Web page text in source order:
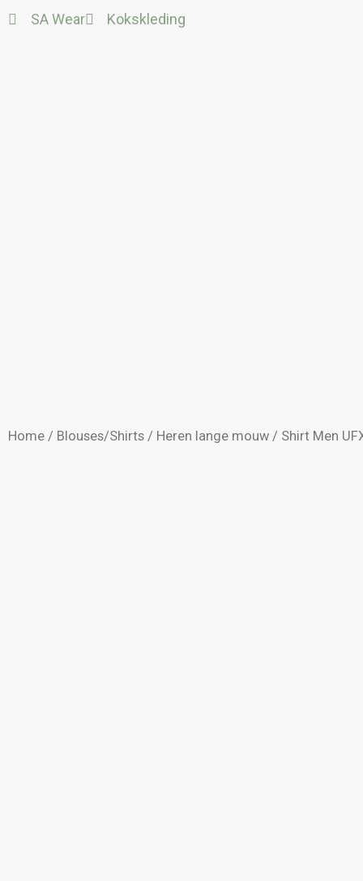
Ga
SA Wear Kokskleding
Home / Blouses/Shirts / Heren lange mouw / Shirt Men